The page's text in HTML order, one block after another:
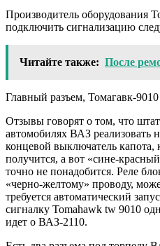
Производитель оборудования
подключить сигнализацию
Читайте также: После
Главный разъем, Томагавк-9010
Отзывы говорят о том, что
автомобилях ВАЗ реализовать
концевой выключатель
получится, а вот «сине-
точно не понадобится. Реле
«черно-желтому» проводу,
требуется автоматический
сигналку Tomahawk tw 9010
идет о ВАЗ-2110.